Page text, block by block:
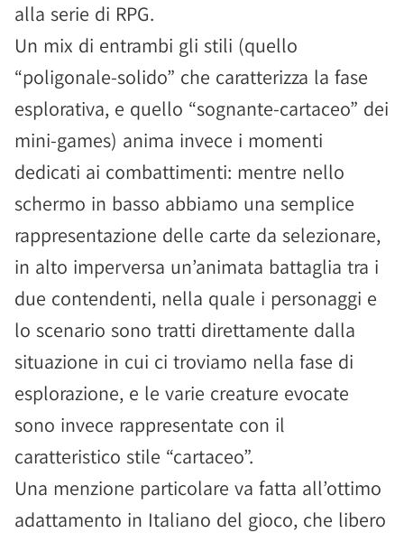
alla serie di RPG.
Un mix di entrambi gli stili (quello
“poligonale-solido” che caratterizza la fase
esplorativa, e quello “sognante-cartaceo” dei
mini-games) anima invece i momenti
dedicati ai combattimenti: mentre nello
schermo in basso abbiamo una semplice
rappresentazione delle carte da selezionare,
in alto imperversa un’animata battaglia tra i
due contendenti, nella quale i personaggi e
lo scenario sono tratti direttamente dalla
situazione in cui ci troviamo nella fase di
esplorazione, e le varie creature evocate
sono invece rappresentate con il
caratteristico stile “cartaceo”.
Una menzione particolare va fatta all’ottimo
adattamento in Italiano del gioco, che libero